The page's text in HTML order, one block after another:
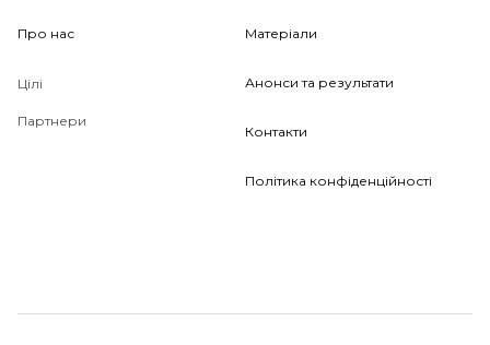
Про нас
Цілі
Партнери
Матеріали
Анонси та результати
Контакти
Політика конфіденційності